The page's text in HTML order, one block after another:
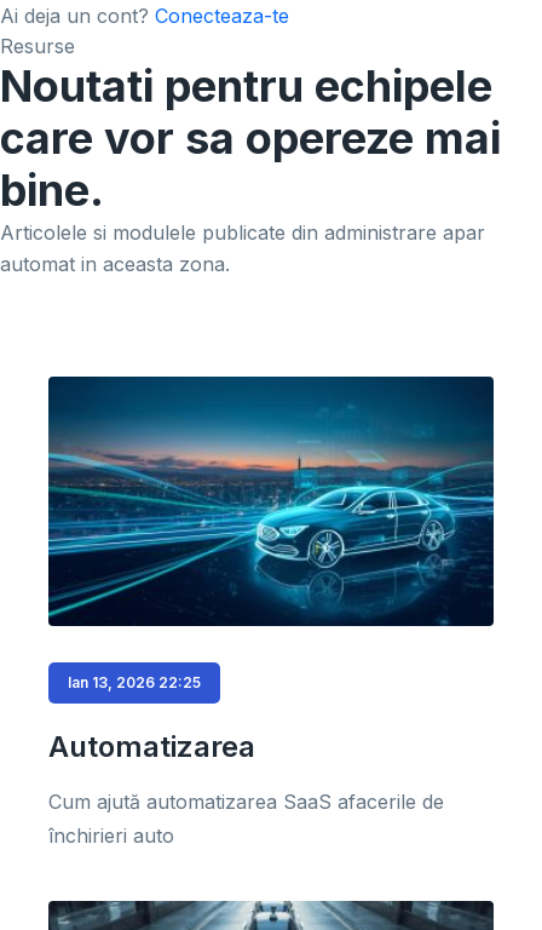
Ai deja un cont? Conecteaza-te
Resurse
Noutati pentru echipele
care vor sa opereze mai
bine.
Articolele si modulele publicate din administrare apar
automat in aceasta zona.
Ian 13, 2026 22:25
Automatizarea
Cum ajută automatizarea SaaS afacerile de
închirieri auto